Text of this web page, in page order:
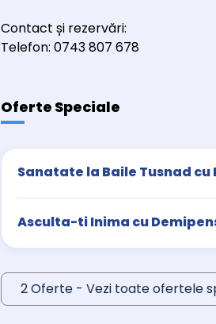
Contact și rezervări:
Telefon: 0743 807 678
Oferte Speciale
Sanatate la Baile Tusnad cu
Asculta-ti Inima cu
2 Oferte - Vezi toate ofertele